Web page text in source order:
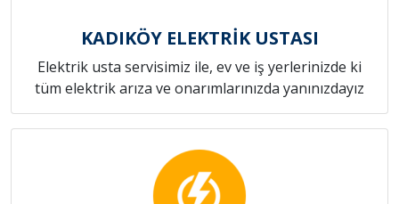
KADIKÖY ELEKTRİK USTASI
Elektrik usta servisimiz ile, ev ve iş yerlerinizde ki
tüm elektrik arıza ve onarımlarınızda yanınızdayız